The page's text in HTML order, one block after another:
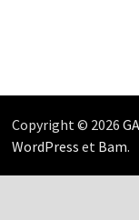
Copyright © 2026
WordPress et Bam.